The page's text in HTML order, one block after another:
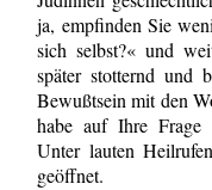
ja, empfinden Sie
sich selbst?« und
später stotternd und
Bewußtsein mit den
habe auf Ihre Frage
Unter lauten
geöffnet.